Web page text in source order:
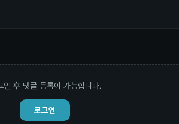
인 후 댓글 등록이 가능합니다.
로그인